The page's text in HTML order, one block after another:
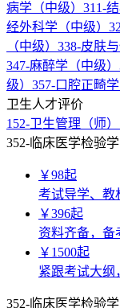
病学（中级） 311-
经外科学（中级）
（中级） 338-皮肤
347-麻醉学（中级）
级） 357-口腔正畸学
卫生人才评价
152-卫生管理（师）
352-临床医学检验
￥98起
考试导学、教
￥396起
资料齐备，备
￥ 1500起
紧跟考试大纲
352-临床医学检验